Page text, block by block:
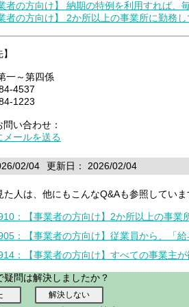
の方向け】 納期の特例を利用すれば、
の方向け】 2か所以上の事業所に勤務
一～第四係
4537
1223
い合わせ：
メールを送る
02/04 更新日： 2026/02/04
た人は、他にもこんなQ&Aも参照していま
：【事業者の方向け】2か所以上の事業
：【事業者の方向け】従業員から、「
：【事業者の方向け】すべての事業主
疑問は解決しましたか？